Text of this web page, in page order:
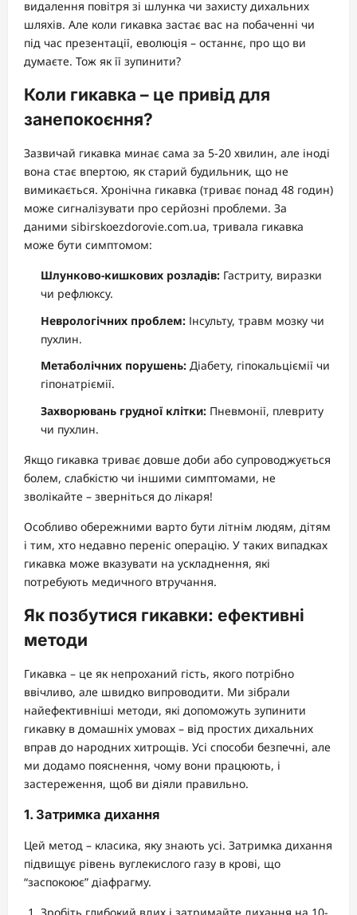
видалення повітря зі шлунка чи захисту дихальних
шляхів. Але коли гикавка застає вас на побаченні чи
під час презентації, еволюція – останнє, про що ви
думаєте. Тож як її зупинити?
Коли гикавка – це привід для
занепокоєння?
Зазвичай гикавка минає сама за 5-20 хвилин, але іноді
вона стає впертою, як старий будильник, що не
вимикається. Хронічна гикавка (триває понад 48 годин)
може сигналізувати про серйозні проблеми. За
даними sibirskoezdorovie.com.ua, тривала гикавка
може бути симптомом:
Шлунково-кишкових розладів: Гастриту, виразки
чи рефлюксу.
Неврологічних проблем: Інсульту, травм мозку чи
пухлин.
Метаболічних порушень: Діабету, гіпокальціємії чи
гіпонатріємії.
Захворювань грудної клітки: Пневмонії, плевриту
чи пухлин.
Якщо гикавка триває довше доби або супроводжується
болем, слабкістю чи іншими симптомами, не
зволікайте – зверніться до лікаря!
Особливо обережними варто бути літнім людям, дітям
і тим, хто недавно переніс операцію. У таких випадках
гикавка може вказувати на ускладнення, які
потребують медичного втручання.
Як позбутися гикавки: ефективні
методи
Гикавка – це як непроханий гість, якого потрібно
ввічливо, але швидко випроводити. Ми зібрали
найефективніші методи, які допоможуть зупинити
гикавку в домашніх умовах – від простих дихальних
вправ до народних хитрощів. Усі способи безпечні, але
ми додамо пояснення, чому вони працюють, і
застереження, щоб ви діяли правильно.
1. Затримка дихання
Цей метод – класика, яку знають усі. Затримка дихання
підвищує рівень вуглекислого газу в крові, що
“заспокоює” діафрагму.
Зробіть глибокий вдих і затримайте дихання на 10-